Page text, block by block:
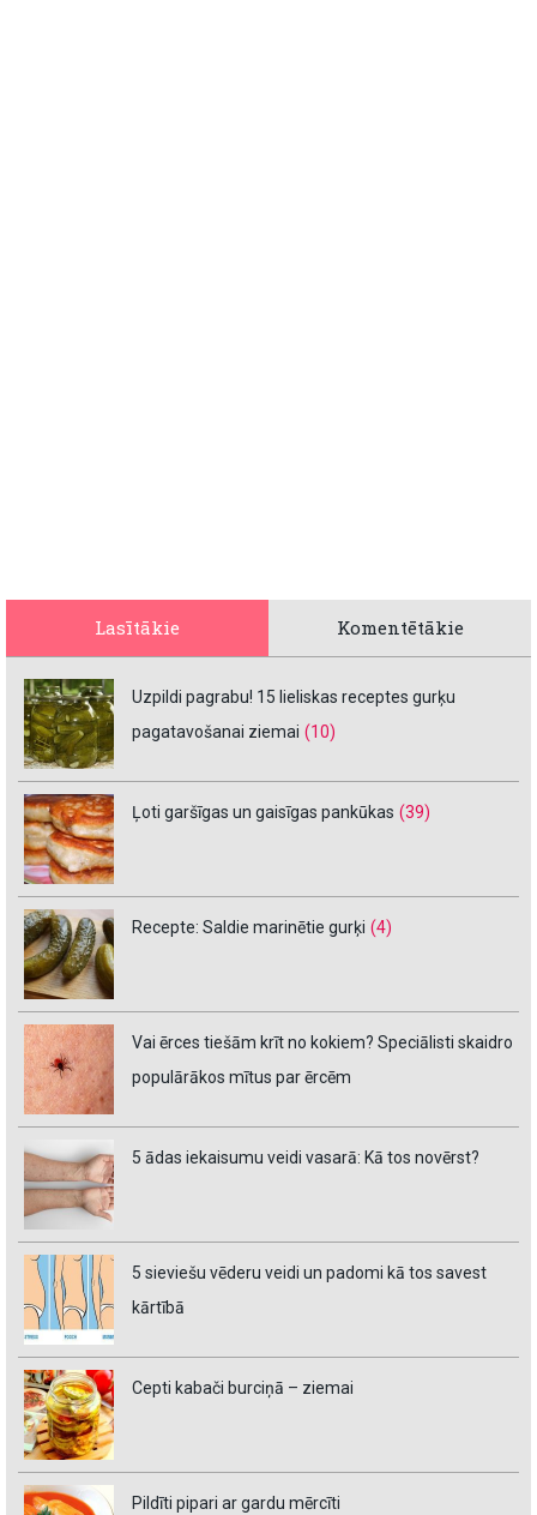
Lasītākie Komentētākie
Uzpildi pagrabu! 15 lieliskas receptes gurķu
pagatavošanai ziemai (10)
Ļoti garšīgas un gaisīgas pankūkas (39)
Recepte: Saldie marinētie gurķi (4)
Vai ērces tiešām krīt no kokiem? Speciālisti skaidro
populārākos mītus par ērcēm
5 ādas iekaisumu veidi vasarā: Kā tos novērst?
5 sieviešu vēderu veidi un padomi kā tos savest
kārtībā
Cepti kabači burciņā – ziemai
Pildīti pipari ar gardu mērcīti